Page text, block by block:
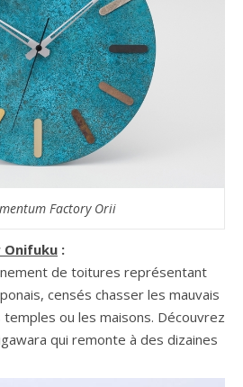
Factory Orii
:
de toitures représentant
censés chasser les mauvais
ou les maisons. Découvrez
qui remonte à des dizaines